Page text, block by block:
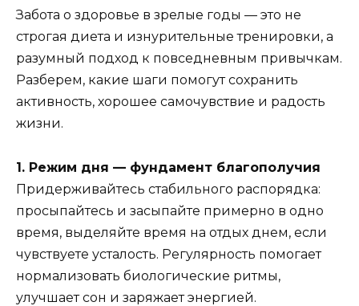
Забота о здоровье в зрелые годы — это не
строгая диета и изнурительные тренировки, а
разумный подход к повседневным привычкам.
Разберем, какие шаги помогут сохранить
активность, хорошее самочувствие и радость
жизни.
1. Режим дня — фундамент благополучия
Придерживайтесь стабильного распорядка:
просыпайтесь и засыпайте примерно в одно
время, выделяйте время на отдых днем, если
чувствуете усталость. Регулярность помогает
нормализовать биологические ритмы,
улучшает сон и заряжает энергией.